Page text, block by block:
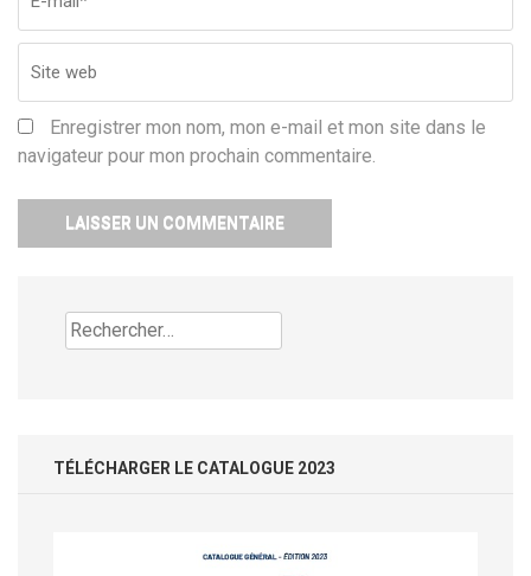
Enregistrer mon nom, mon e-mail et mon site dans le
navigateur pour mon prochain commentaire.
Rechercher :
TÉLÉCHARGER LE CATALOGUE 2023